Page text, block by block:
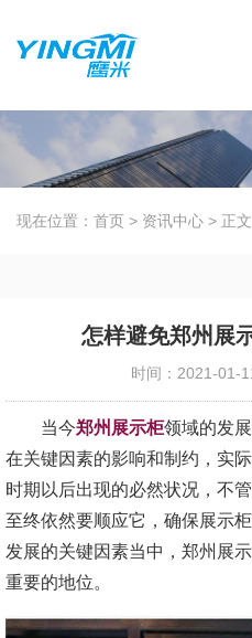
现在位置： 首页 > 资讯中心 > 正文
怎样避免郑州展
时间：2021-01-
当今郑州展示柜领域的发
在关键因素的影响和制约，实
时期以后出现的必然状况，不
至终依然要顺应它，确保展示
发展的关键因素当中，郑州展
重要的地位。